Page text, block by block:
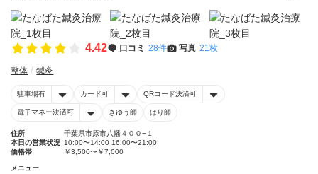
4.42 口コミ 28件 写真 21枚
整体 鍼灸
駐車場有 カード可 QRコード決済可
電子マネー決済可 きゆう師 はり師
住所
千葉県市原市八幡４００−１
本日の営業状況 10:00〜14:00 16:00〜21:00
価格帯
￥3,500〜￥7,000
メニュー